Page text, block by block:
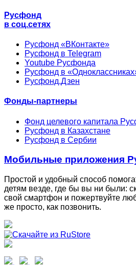
Русфонд
в соц.сетях
Русфонд «ВКонтакте»
Русфонд в Telegram
Youtube Русфонда
Русфонд в
Русфонд.Дзен
Фонды-партнеры
Фонд целевого капитала
Русфонд в Казахстане
Русфонд в Сербии
Мобильные приложения
Простой и удобный способ
детям везде, где бы вы ни были:
свой смартфон и пожертвуйте
же просто, как позвонить.